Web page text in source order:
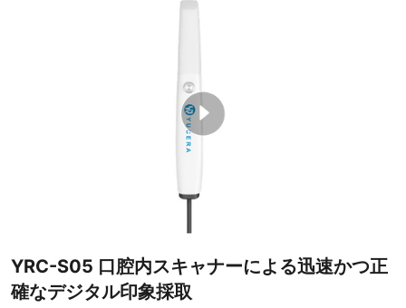
YRC-S05 口腔内スキャナーによる迅速かつ正
確なデジタル印象採取